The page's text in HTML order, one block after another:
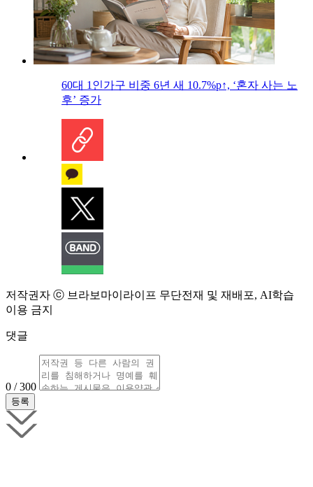
60대 1인가구 비중 6년 새 10.7%p↑, ‘혼자 사는 노
후’ 증가
저작권자 ⓒ 브라보마이라이프 무단전재 및 재배포, AI학습
이용 금지
댓글
0 / 300